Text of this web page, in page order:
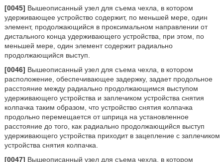
[0045] Вышеописанный узел для съема чехла, в котором
удерживающее устройство содержит, по меньшей мере, один
элемент, продолжающийся в проксимальном направлении от
дистального конца удерживающего устройства, при этом, по
меньшей мере, один элемент содержит радиально
продолжающийся выступ.
[0046] Вышеописанный узел для съема чехла, в котором
расположение, обеспечивающее задержку, задает продольное
расстояние между радиально продолжающимся выступом
удерживающего устройства и заплечиком устройства снятия
колпачка таким образом, что устройство снятия колпачка
продольно перемещается от шприца на установленное
расстояние до того, как радиально продолжающийся выступ
удерживающего устройства приходит в зацепление с заплечиком
устройства снятия колпачка.
[0047] Вышеописанный узел для съема чехла, в котором